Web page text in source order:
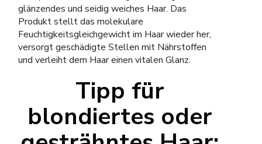
glänzendes und seidig weiches Haar. Das
Produkt stellt das molekulare
Feuchtigkeitsgleichgewicht im Haar wieder her,
versorgt geschädigte Stellen mit Nährstoffen
und verleiht dem Haar einen vitalen Glanz.
Tipp für
blondiertes oder